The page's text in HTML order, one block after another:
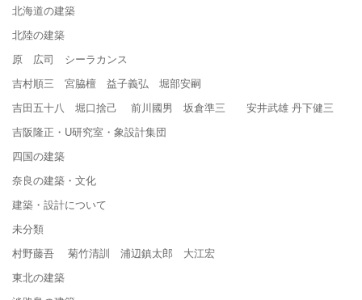
北海道の建築
北陸の建築
原 広司 シーラカンス
吉村順三 宮脇檀 益子義弘 堀部安嗣
吉田五十八 堀口捨己 前川國男 坂倉準三 安井武雄 丹下健三
吉阪隆正・U研究室・象設計集団
四国の建築
奈良の建築・文化
建築・設計について
未分類
村野藤吾 菊竹清訓 浦辺鎮太郎 大江宏
東北の建築